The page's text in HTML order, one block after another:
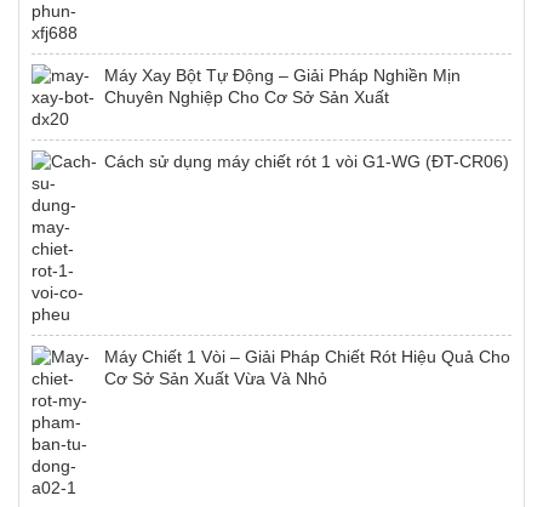
Máy Xay Bột Tự Động – Giải Pháp Nghiền Mịn
Chuyên Nghiệp Cho Cơ Sở Sản Xuất
Cách sử dụng máy chiết rót 1 vòi G1-WG (ĐT-CR06)
Máy Chiết 1 Vòi – Giải Pháp Chiết Rót Hiệu Quả Cho
Cơ Sở Sản Xuất Vừa Và Nhỏ